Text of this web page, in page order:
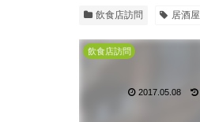
飲食店訪問 居酒屋
飲食店訪問
2017.05.08